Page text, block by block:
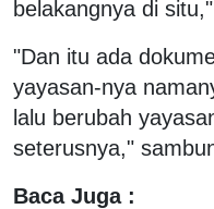
belakangnya di
"Dan itu ada
yayasan-nya
lalu berubah
seterusnya,"
Baca Juga :